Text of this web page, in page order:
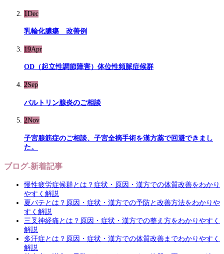
1Dec
乳輪化膿瘍 改善例
19Apr
OD（起立性調節障害）体位性頻脈症候群
2Sep
バルトリン腺炎のご相談
2Nov
子宮腺筋症のご相談、子宮全摘手術を漢方薬で回避できまし
た。
ブログ-新着記事
慢性疲労症候群とは？症状・原因・漢方での体質改善をわかり
やすく解説
夏バテとは？原因・症状・漢方での予防と改善方法をわかりや
すく解説
三叉神経痛とは？原因・症状・漢方での整え方をわかりやすく
解説
多汗症とは？原因・症状・漢方での体質改善までわかりやすく
解説